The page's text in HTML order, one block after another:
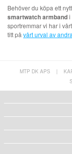
Behöver du köpa ett
smartwatch armbandi
sportremmar vi har i
titt på vårt urval av
MTP DK APS |